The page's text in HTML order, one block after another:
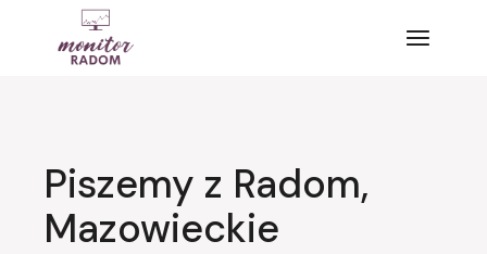
Piszemy z Radom,
Mazowieckie